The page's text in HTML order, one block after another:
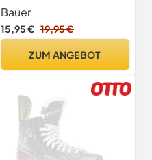
(Zwart) (Kleur - Zwart, Maat
- Sr.)
Bauer
15,95 € 19,95 €
ZUM ANGEBOT